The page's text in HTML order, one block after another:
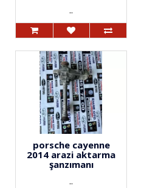
..
porsche cayenne
2014 arazi aktarma
şanzımanı
..